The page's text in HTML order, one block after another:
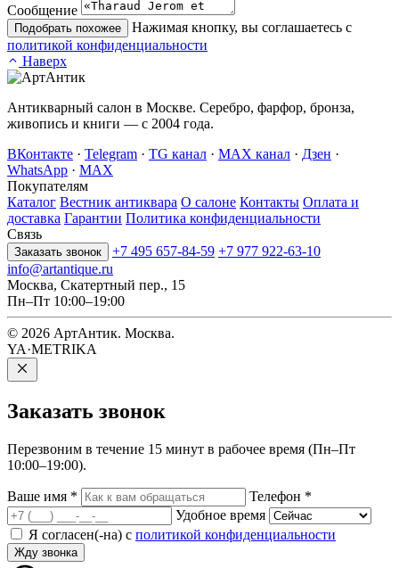
Сообщение
Подобрать похожее
Нажимая кнопку, вы соглашаетесь с
политикой конфиденциальности
Наверх
Антикварный салон в Москве. Серебро, фарфор, бронза,
живопись и книги — с 2004 года.
ВКонтакте · Telegram · TG канал · MAX канал · Дзен ·
WhatsApp · MAX
Покупателям
Каталог Вестник антиквара О салоне Контакты Оплата и
доставка Гарантии Политика конфиденциальности
Связь
Заказать звонок +7 495 657-84-59 +7 977 922-63-10
info@artantique.ru
Москва, Скатертный пер., 15
Пн–Пт 10:00–19:00
© 2026 АртАнтик. Москва.
YA·METRIKA
Заказать звонок
Перезвоним в течение 15 минут в рабочее время (Пн–Пт
10:00–19:00).
Ваше имя * Телефон *
Удобное время
Я согласен(-на) с политикой конфиденциальности
Жду звонка